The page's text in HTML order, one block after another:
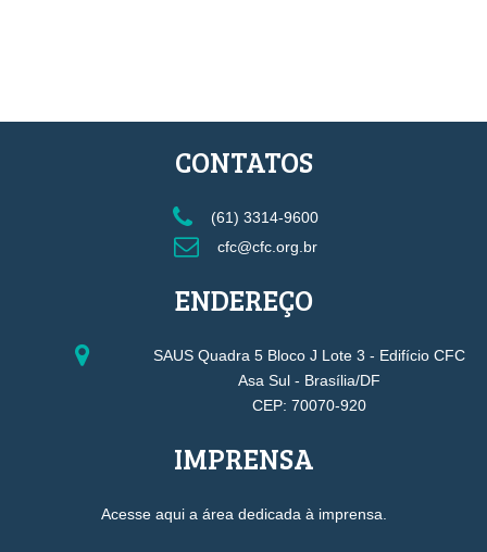
CONTATOS
(61) 3314-9600
cfc@cfc.org.br
ENDEREÇO
SAUS Quadra 5 Bloco J Lote 3 - Edifício CFC
Asa Sul - Brasília/DF
CEP: 70070-920
IMPRENSA
Acesse aqui a área dedicada à imprensa.